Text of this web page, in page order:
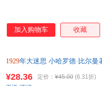
加入购物车 收藏
1929年大迷思 小哈罗德·比尔曼
¥28.36 定价： ¥45.00 (6.31折)